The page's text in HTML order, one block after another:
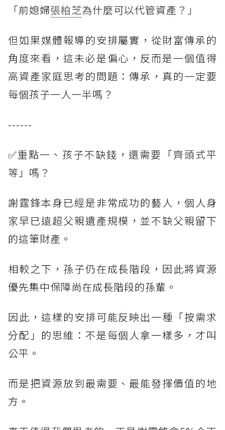
「前媳婦張柏芝為什麼可以代管資產？」
但如果媒體報導的安排屬實，從財富傳承的
角度來看，這未必是偏心，反而是一個值得
高資產家庭思考的問題：傳承，真的一定要
每個孩子一人一半嗎？
------
✅重點一、孩子不缺錢，還需要「齊頭式平
等」嗎？
謝霆鋒本身已經是非常成功的藝人，個人身
家早已遠超父親遺產規模，並不缺父親留下
的這筆財產。
相較之下，孫子仍在成長階段，因此將資源
優先集中保障尚在成長階段的孫輩。
因此，這樣的安排可能反映出一種「按需求
分配」的思維：不是每個人拿一樣多，才叫
公平。
而是把資源放到最需要、最能發揮價值的地
方。